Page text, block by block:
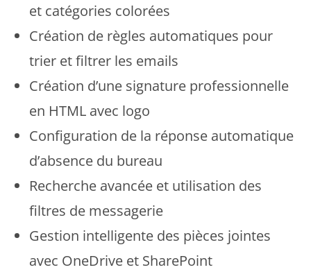
et catégories colorées
Création de règles automatiques pour
trier et filtrer les emails
Création d’une signature professionnelle
en HTML avec logo
Configuration de la réponse automatique
d’absence du bureau
Recherche avancée et utilisation des
filtres de messagerie
Gestion intelligente des pièces jointes
avec OneDrive et SharePoint